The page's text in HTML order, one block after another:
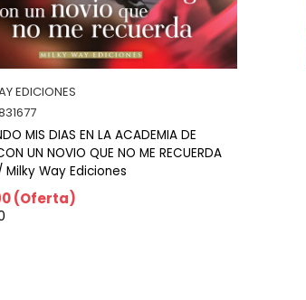
MILKY WAY EDICIONES
REVIVIENDO MIS DIAS EN LA ACADEMIA DE
MAGIA CON UN NOVIO QUE NO ME
Vol. 01 / Milky Way Ediciones
S/ 38.90 (Oferta)